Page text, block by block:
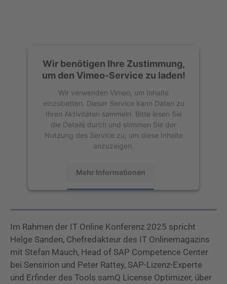
Wir benötigen Ihre Zustimmung,
um den Vimeo-Service zu laden!
Wir verwenden Vimeo, um Inhalte
einzubetten. Dieser Service kann Daten zu
Ihren Aktivitäten sammeln. Bitte lesen Sie
die Details durch und stimmen Sie der
Nutzung des Service zu, um diese Inhalte
anzuzeigen.
Mehr Informationen
Management Platform
Im Rahmen der IT Online Konferenz 2025 spricht
Helge Sanden, Chefredakteur des IT Onlinemagazins
mit Stefan Mauch, Head of SAP Competence Center
bei Sensirion und Peter Rattey, SAP-Lizenz-Experte
und Erfinder des Tools samQ License Optimizer, über